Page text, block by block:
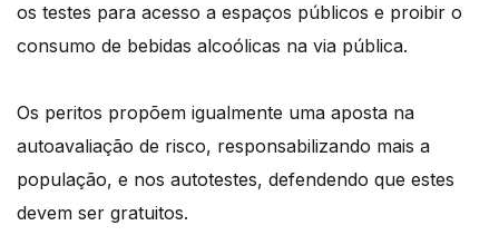
os testes para acesso a espaços públicos e proibir o
consumo de bebidas alcoólicas na via pública.
Os peritos propõem igualmente uma aposta na
autoavaliação de risco, responsabilizando mais a
população, e nos autotestes, defendendo que estes
devem ser gratuitos.